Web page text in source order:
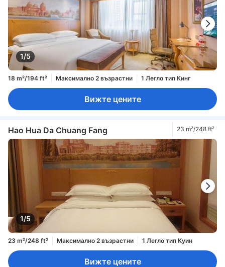
1/5
18 m²/194 ft² Максимално 2 възрастни 1 Легло тип Кинг
Вижте цените
Hao Hua Da Chuang Fang 23 m²/248 ft²
1/5
23 m²/248 ft² Максимално 2 възрастни 1 Легло тип Куин
Вижте цените